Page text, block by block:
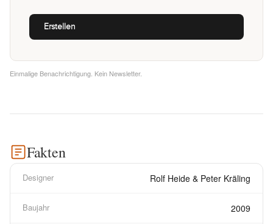
Einmalige Benachrichtigung. Kein Newsletter.
Fakten
Designer Rolf Heide & Peter Kräling
Baujahr 2009